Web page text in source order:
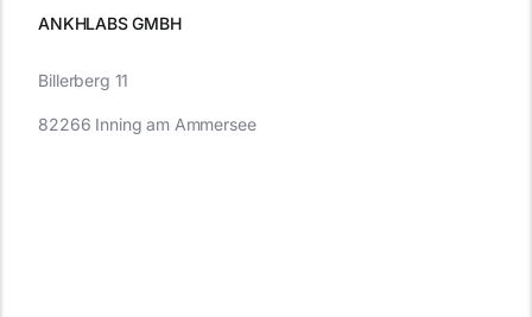
ANKHLABS GMBH
Billerberg 11
82266 Inning am Ammersee